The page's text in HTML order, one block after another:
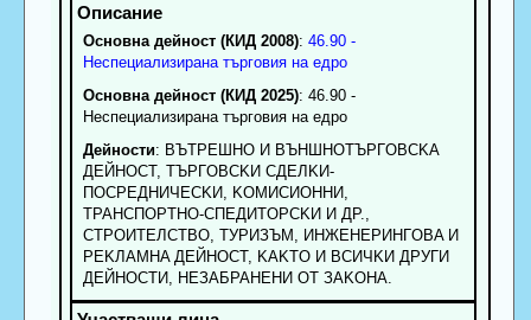
Основна дейност (КИД 2008): 46.90 -
Неспециализирана търговия на едро
Основна дейност (КИД 2025): 46.90 -
Неспециализирана търговия на едро
Дейности: BЪTPEШHO И BЪHШHOТЪPГOBCKA
ДEЙHOCT, TЪPГOBCKИ CДEЛKИ-
ПOCPEДHИЧECKИ, KOMИCИOHHИ,
TPAHCПOPTHO-CПEДИTOPCKИ И ДP.,
CTPOИTEЛCTBO, TУPИЗЪM, ИHЖEHEPИHГOBA И
PEKЛAMHA ДEЙHOCT, KAKTO И BCИЧKИ ДPУГИ
ДEЙHOCTИ, HEЗAБPAHEHИ OT ЗAKOHA.